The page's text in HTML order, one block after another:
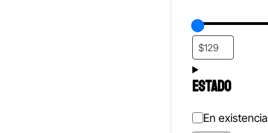
ESTADO
Estado
En existencia